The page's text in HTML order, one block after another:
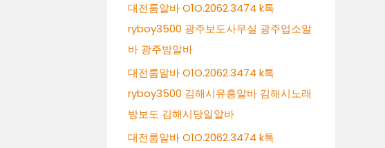
대전룸알바 O1O.2062.3474 k톡
ryboy3500 광주보도사무실 광주업소알
바 광주밤알바
대전룸알바 O1O.2062.3474 k톡
ryboy3500 김해시유흥알바 김해시노래
방보도 김해시당일알바
대전룸알바 O1O.2062.3474 k톡